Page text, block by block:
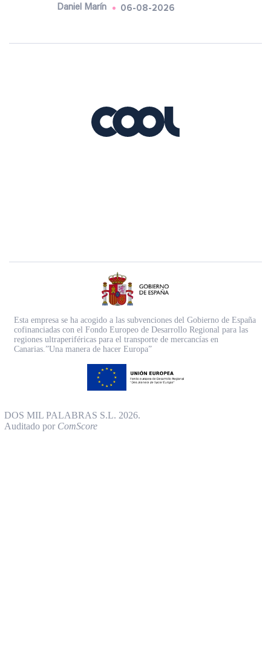
Daniel Marín 06-08-2026
Esta empresa se ha acogido a las subvenciones del Gobierno de España
cofinanciadas con el Fondo Europeo de Desarrollo Regional para las
regiones ultraperiféricas para el transporte de mercancías en
Canarias.”Una manera de hacer Europa”
DOS MIL PALABRAS S.L. 2026.
Auditado por ComScore